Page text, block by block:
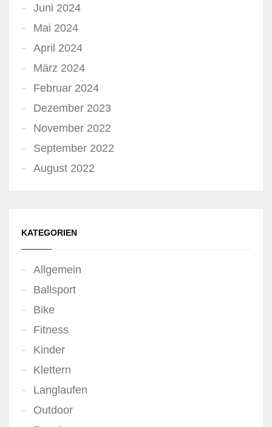
Juni 2024
Mai 2024
April 2024
März 2024
Februar 2024
Dezember 2023
November 2022
September 2022
August 2022
KATEGORIEN
Allgemein
Ballsport
Bike
Fitness
Kinder
Klettern
Langlaufen
Outdoor